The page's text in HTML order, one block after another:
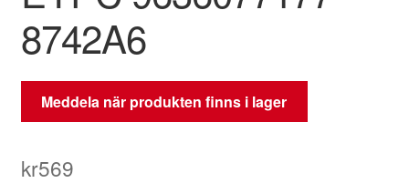
8742A6
Meddela när produkten finns i lager
kr569